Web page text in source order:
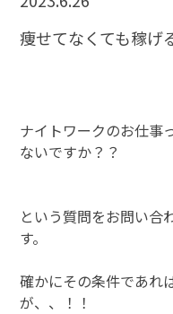
痩せてなくても稼げ
ナイトワークのお仕事
ないですか？？
という質問をお問い合
す。
確かにその条件であれ
が、、！！